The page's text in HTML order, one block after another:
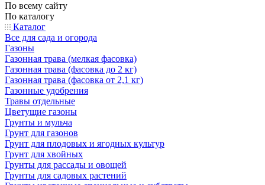
По всему сайту
По каталогу
Каталог
Все для сада и огорода
Газоны
Газонная трава (мелкая фасовка)
Газонная трава (фасовка до 2 кг)
Газонная трава (фасовка от 2,1 кг)
Газонные удобрения
Травы отдельные
Цветущие газоны
Грунты и мульча
Грунт для газонов
Грунт для плодовых и ягодных культур
Грунт для хвойных
Грунты для рассады и овощей
Грунты для садовых растений